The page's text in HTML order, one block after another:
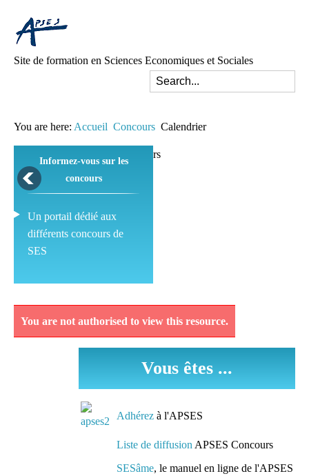
Site de formation en Sciences Economiques et Sociales
You are here: Accueil Concours Calendrier
Informez-vous sur les
concours
Un portail dédié aux
différents concours de
SES
Découvrez et analysez
mises en oeuvre dans les
You are not authorised to view this resource.
Vous êtes ...
Adhérez à l'APSES
Liste de diffusion APSES Concours
SESâme, le manuel en ligne de l'APSES